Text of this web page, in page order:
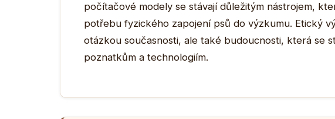
počítačové modely se stávají důležitým nástrojem,
potřebu fyzického zapojení psů do výzkumu. Etický
otázkou současnosti, ale také budoucnosti, která se
poznatkům a technologiím.